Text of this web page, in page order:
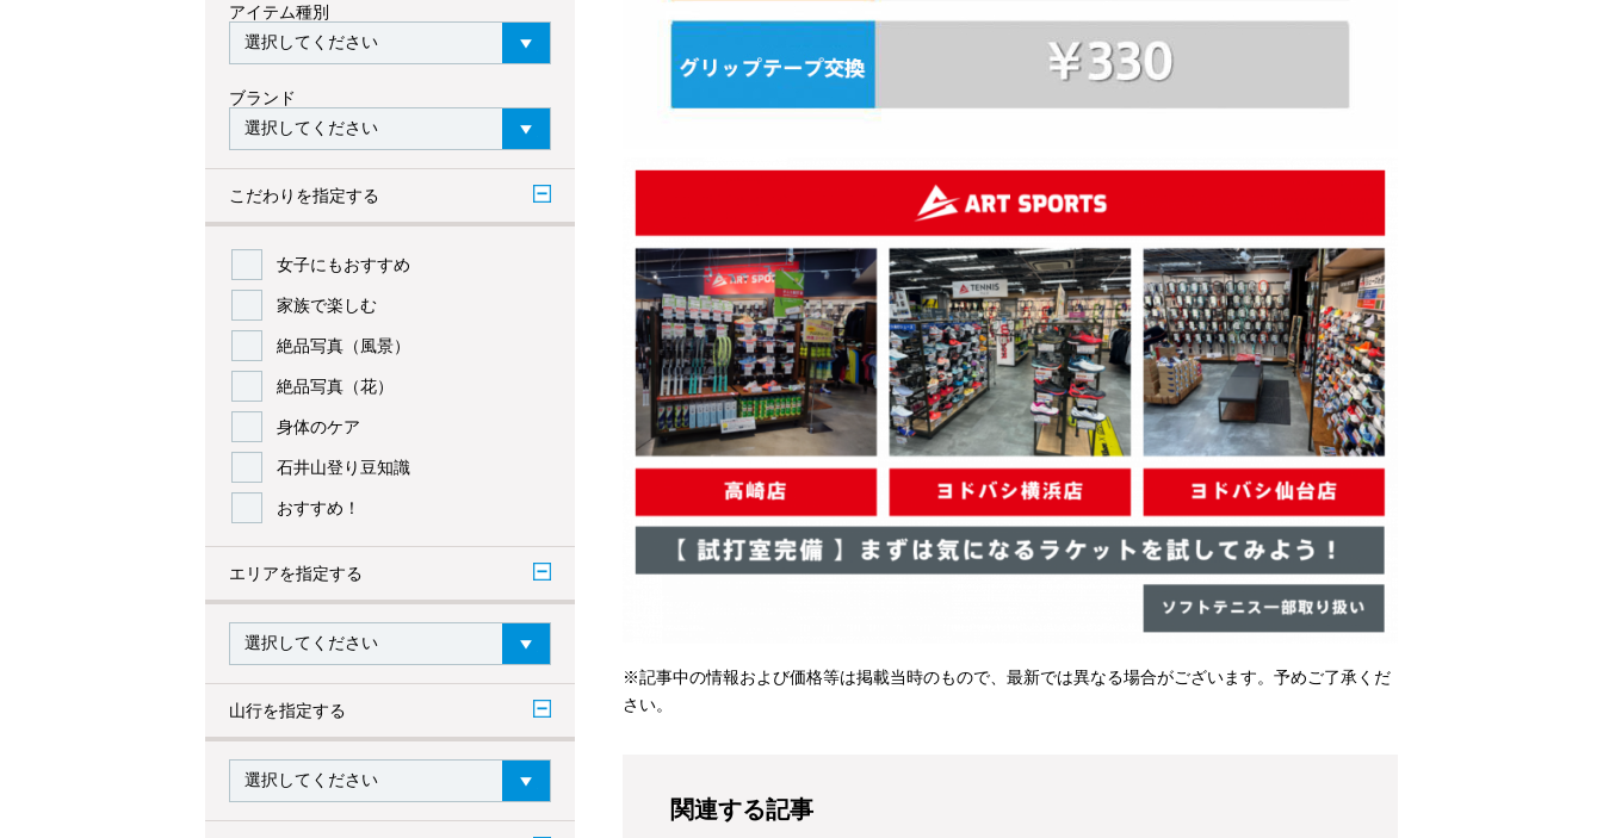
アイテム種別
ブランド
こだわりを指定する
女子にもおすすめ
家族で楽しむ
絶品写真（風景）
絶品写真（花）
身体のケア
石井山登り豆知識
おすすめ！
エリアを指定する
山行を指定する
※記事中の情報および価格等は掲載当時のもので、最新では異なる場合がございます。予めご了承くだ
さい。
関連する記事